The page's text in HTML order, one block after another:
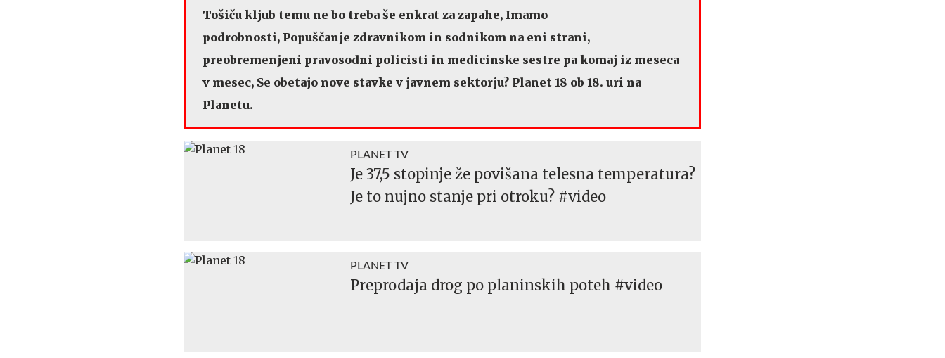
Tošiču kljub temu ne bo treba še enkrat za zapahe, Imamo
podrobnosti, Popuščanje zdravnikom in sodnikom na eni strani,
preobremenjeni pravosodni policisti in medicinske sestre pa komaj iz meseca
v mesec, Se obetajo nove stavke v javnem sektorju? Planet 18 ob 18. uri na
Planetu.
PLANET TV
Je 37,5 stopinje že povišana telesna temperatura?
Je to nujno stanje pri otroku? #video
PLANET TV
Preprodaja drog po planinskih poteh #video